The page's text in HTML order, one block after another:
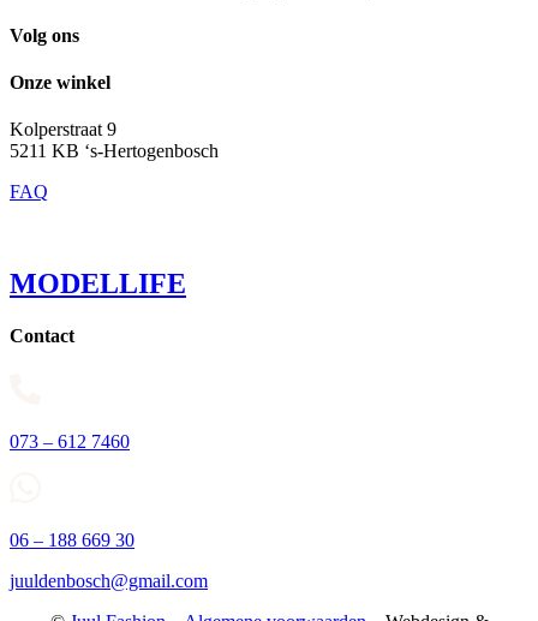
Volg ons
Onze winkel
Kolperstraat 9
5211 KB ‘s-Hertogenbosch
FAQ
MODELLIFE
Contact
073 – 612 7460
06 – 188 669 30
juuldenbosch@gmail.com